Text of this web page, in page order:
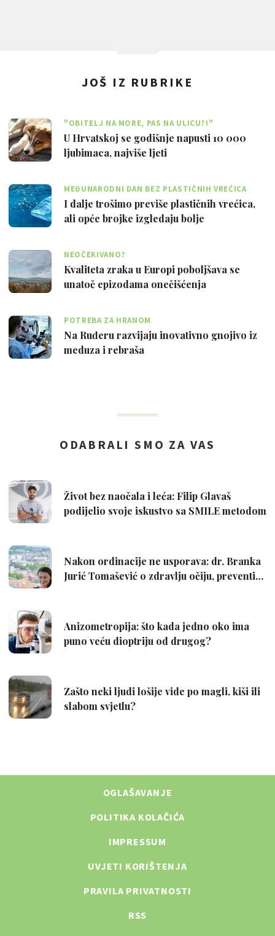
JOŠ IZ RUBRIKE
"OBITELJ NA MORE, PAS NA ULICU?!"
U Hrvatskoj se godišnje napusti 10 000
ljubimaca, najviše ljeti
MEĐUNARODNI DAN BEZ PLASTIČNIH VREĆICA
I dalje trošimo previše plastičnih vrećica,
ali opće brojke izgledaju bolje
NEOČEKIVANO?
Kvaliteta zraka u Europi poboljšava se
unatoč epizodama onečišćenja
POTREBA ZA HRANOM
Na Ruđeru razvijaju inovativno gnojivo iz
meduza i rebraša
OGLAŠAVANJE
POLITIKA KOLAČIĆA
IMPRESSUM
UVJETI KORIŠTENJA
PRAVILA PRIVATNOSTI
RSS